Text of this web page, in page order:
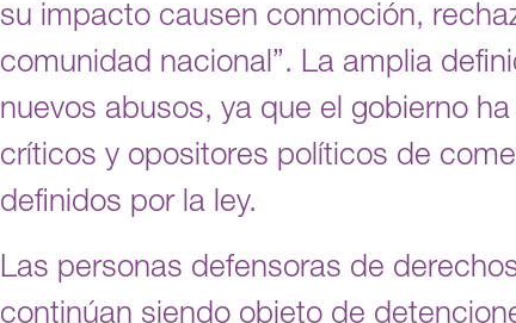
su impacto causen conmoción,
comunidad nacional”. La amplia
nuevos abusos, ya que el gobierno
críticos y opositores políticos de
definidos por la ley.
Las personas defensoras de
continúan siendo objeto de